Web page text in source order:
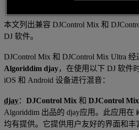
本文列出兼容 DJControl Mix 和
DJ 软件。
DJControl Mix 和 DJControl Mix Ultra
Algoriddim djay，在使用以下 DJ 软件
iOS 和 Android 设备进行混音：
djay： DJControl Mix 和 DJControl
Algoriddim 出品的 djay应用。此应用在
均有提供。它提供用户友好的界面和丰